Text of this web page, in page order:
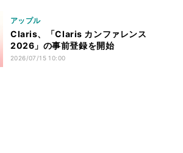
アップル
Claris、「Claris カンファレンス
2026」の事前登録を開始
2026/07/15 10:00